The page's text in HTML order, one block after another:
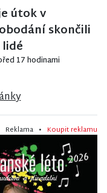
útok v
skončili
17 hodinami
Reklama • Koupit reklamu